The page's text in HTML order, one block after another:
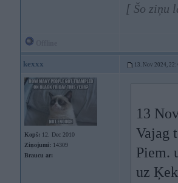
[ Šo ziņu
kexxx 13. Nov 2024,
Kopš: 12. Dec 2010
Ziņojumi: 14309
Braucu ar:
13
Vajag
Piem.
uz